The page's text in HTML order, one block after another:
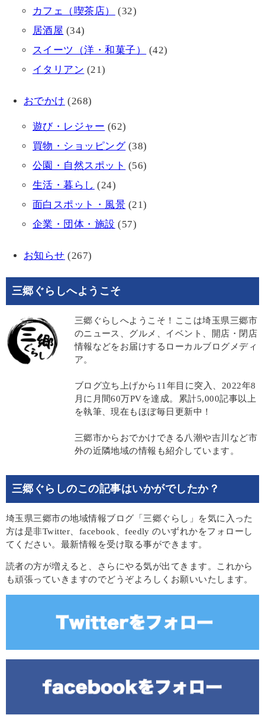
カフェ（喫茶店）
(32)
居酒屋 (34)
スイーツ（洋・和菓子）
(42)
イタリアン (21)
おでかけ (268)
遊び・レジャー (62)
買物・ショッピング(38)
公園・自然スポット (56)
生活・暮らし (24)
面白スポット・風景 (21)
企業・団体・施設 (57)
お知らせ (267)
三郷ぐらしへようこそ
三郷ぐらしへようこそ！ここは埼玉県三郷市
のニュース、グルメ、イベント、開店・閉店
情報などをお届けするローカルブログメディ
ア。
ブログ立ち上げから11年目に突入、2022年8
月に月間60万PVを達成。累計5,000記事以上
を執筆、現在もほぼ毎日更新中！
三郷市からおでかけできる八潮や吉川など市
外の近隣地域の情報も紹介しています。
三郷ぐらしのこの記事はいかがでしたか？
埼玉県三郷市の地域情報ブログ「三郷ぐらし」を気に入った
方は是非Twitter、facebook、feedly のいずれかをフォローし
てください。最新情報を受け取る事ができます。
読者の方が増えると、さらにやる気が出てきます。これから
も頑張っていきますのでどうぞよろしくお願いいたします。